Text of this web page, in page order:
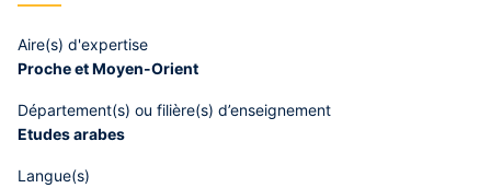
Aire(s) d'expertise
Proche et Moyen-Orient
Département(s) ou filière(s) d’enseignement
Etudes arabes
Langue(s)